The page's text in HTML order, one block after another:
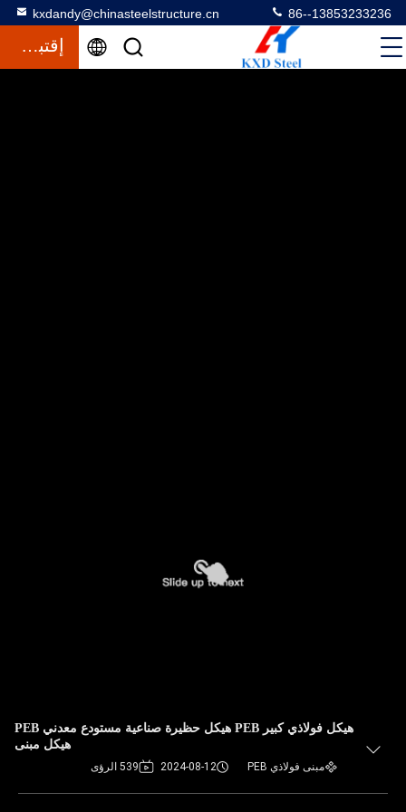
kxdandy@chinasteelstructure.cn 86--13853233236
إقتباس
هيكل فولاذي كبير PEB هيكل حظيرة صناعية مستودع معدني PEB
هيكل مبنى
مبنى فولاذي PEB 2024-08-12 539 الرؤى